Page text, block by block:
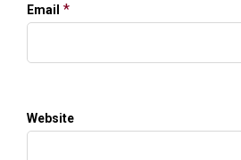
Email *
Website